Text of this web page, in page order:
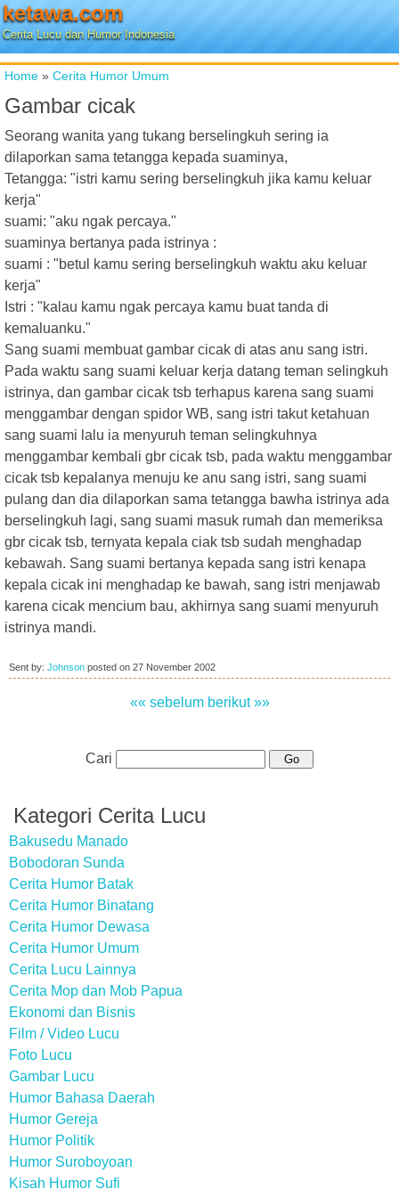
ketawa.com
Cerita Lucu dan Humor Indonesia
Home » Cerita Humor Umum
Gambar cicak
Seorang wanita yang tukang berselingkuh sering ia
dilaporkan sama tetangga kepada suaminya,
Tetangga: "istri kamu sering berselingkuh jika kamu keluar
kerja"
suami: "aku ngak percaya."
suaminya bertanya pada istrinya :
suami : "betul kamu sering berselingkuh waktu aku keluar
kerja"
Istri : "kalau kamu ngak percaya kamu buat tanda di
kemaluanku."
Sang suami membuat gambar cicak di atas anu sang istri.
Pada waktu sang suami keluar kerja datang teman selingkuh
istrinya, dan gambar cicak tsb terhapus karena sang suami
menggambar dengan spidor WB, sang istri takut ketahuan
sang suami lalu ia menyuruh teman selingkuhnya
menggambar kembali gbr cicak tsb, pada waktu menggambar
cicak tsb kepalanya menuju ke anu sang istri, sang suami
pulang dan dia dilaporkan sama tetangga bawha istrinya ada
berselingkuh lagi, sang suami masuk rumah dan memeriksa
gbr cicak tsb, ternyata kepala ciak tsb sudah menghadap
kebawah. Sang suami bertanya kepada sang istri kenapa
kepala cicak ini menghadap ke bawah, sang istri menjawab
karena cicak mencium bau, akhirnya sang suami menyuruh
istrinya mandi.
Sent by: Johnson posted on 27 November 2002
«« sebelum berikut »»
Cari
Kategori Cerita Lucu
Bakusedu Manado
Bobodoran Sunda
Cerita Humor Batak
Cerita Humor Binatang
Cerita Humor Dewasa
Cerita Humor Umum
Cerita Lucu Lainnya
Cerita Mop dan Mob Papua
Ekonomi dan Bisnis
Film / Video Lucu
Foto Lucu
Gambar Lucu
Humor Bahasa Daerah
Humor Gereja
Humor Politik
Humor Suroboyoan
Kisah Humor Sufi